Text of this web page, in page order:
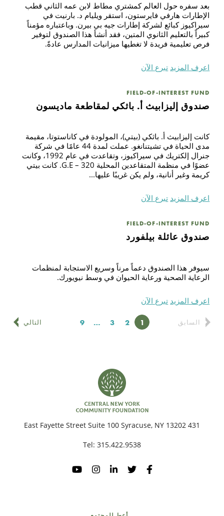
بعد سفره حول العالم كمشتري مطاط لابن عمه الثاني قطب
الإطارات هارفي فايرستون، استقر ويليام د. بارنيت في
سيراكيوز كبائع لشركة إطارات جيه بي بيرن. وباعتباره مؤمناً
كبيراً بالتعليم الثانوي المتين، فقد أنشأ هذا الصندوق لتوفير
فرص تعليمية فريدة لا تغطيها ميزانيات المدارس عادةً.
اعرف المزيد تبرع الآن
FIELD-OF-INTEREST FUND
صندوق إليزابيث أ. باثكي لمقاطعة ماديسون
كانت إليزابيث أ. باثكي (بيتي)، المولودة في كاناستوتا، مقيمة
مدى الحياة في تشيتنانغو. عملت لمدة 44 عامًا في شركة
جنرال إلكتريك في سيراكيوز، وتقاعدت في عام 1992، وكانت
عضوًا في منظمة المتقاعدين المحلية 320 – G.E. كانت بيتي
كريمة وغير أنانية، ولم يكن غريبًا عليها...
اعرف المزيد تبرع الآن
FIELD-OF-INTEREST FUND
صندوق عائلة بيلفورد
سيوفر هذا الصندوق دعماً مرناً وسريع الاستجابة لمنظمات
الرعاية الصحية ورعاية الحيوان في وسط نيويورك.
اعرف المزيد تبرع الآن
السابق الصفحة1 الصفحة
2 الصفحة
3
… الصفحة
9 التالي
431 East Fayette Street Suite 100 Syracuse, NY 13202
Tel: 315.422.9538